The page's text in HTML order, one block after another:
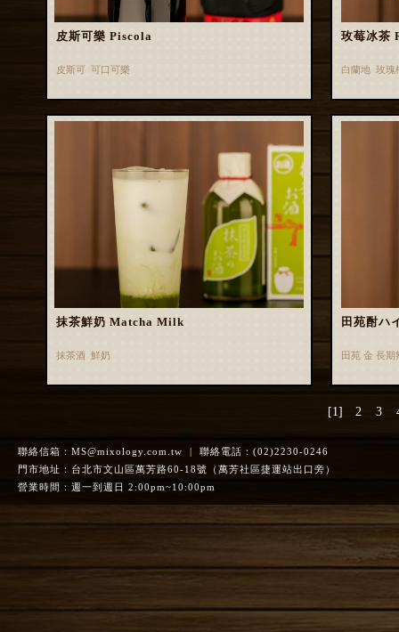
皮斯可樂 Piscola
皮斯可 可口可樂
玫莓冰茶
白蘭地 玫瑰
抹茶鮮奶 Matcha Milk
抹茶酒 鮮奶
田苑酎ハ
田苑 金 長
[1] 2 3
聯絡信箱： MS@mixology.com.tw | 聯絡電話：(02)2230-0246
門市地址：台北市文山區萬芳路60-18號（萬芳社區捷運站出口旁）
營業時間：週一到週日 2:00pm~10:00pm